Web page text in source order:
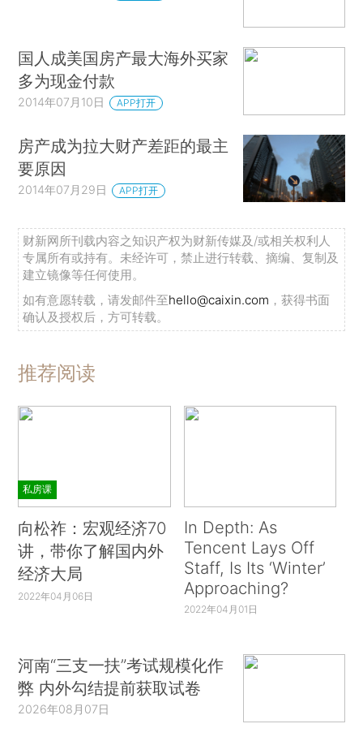
国人成美国房产最大海外买家
多为现金付款
2014年07月10日 APP打开
房产成为拉大财产差距的最主
要原因
2014年07月29日 APP打开
财新网所刊载内容之知识产权为财新传媒及/或相关权利人
专属所有或持有。未经许可，禁止进行转载、摘编、复制及
建立镜像等任何使用。
如有意愿转载，请发邮件至hello@caixin.com ，获得书面
确认及授权后，方可转载。
推荐阅读
私房课
向松祚：宏观经济70
讲，带你了解国内外
经济大局
2022年04月06日
In Depth: As
Tencent Lays Off
Staff, Is Its ‘Winter’
Approaching?
2022年04月01日
河南“三支一扶”考试规模化作
弊 内外勾结提前获取试卷
2026年08月07日